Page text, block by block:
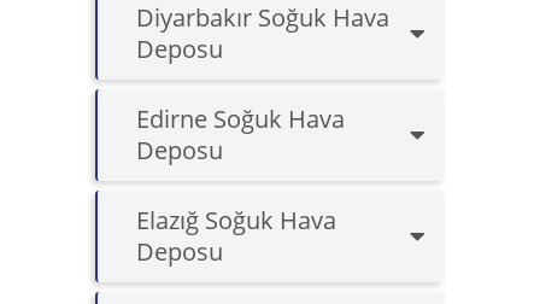
Diyarbakır Soğuk Hava
Deposu
Edirne Soğuk Hava
Deposu
Elazığ Soğuk Hava
Deposu